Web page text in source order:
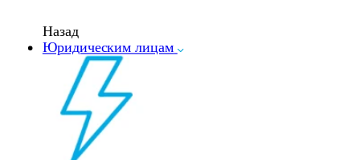
Назад
Юридическим лицам